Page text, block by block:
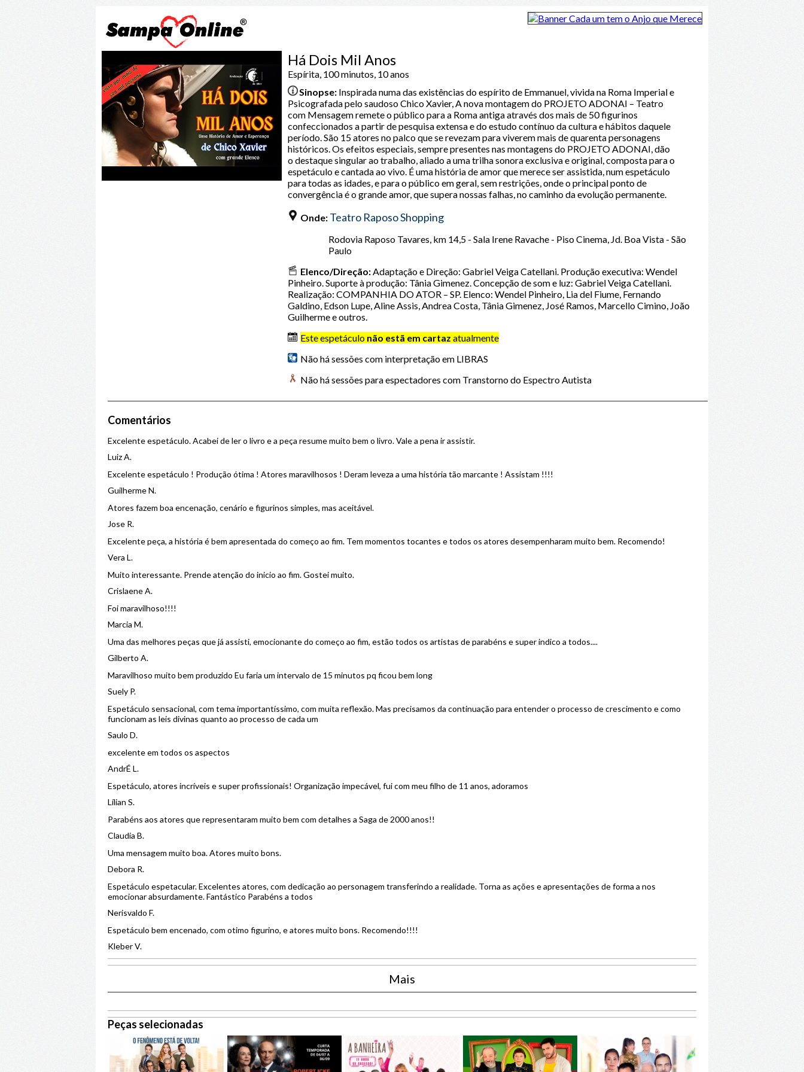
Há Dois Mil Anos
Espírita, 100 minutos, 10 anos
Sinopse: Inspirada numa das existências do espírito de Emmanuel, vivida na Roma Imperial e
Psicografada pelo saudoso Chico Xavier, A nova montagem do PROJETO ADONAI – Teatro
com Mensagem remete o público para a Roma antiga através dos mais de 50 figurinos
confeccionados a partir de pesquisa extensa e do estudo contínuo da cultura e hábitos daquele
período. São 15 atores no palco que se revezam para viverem mais de quarenta personagens
históricos. Os efeitos especiais, sempre presentes nas montagens do PROJETO ADONAI, dão
o destaque singular ao trabalho, aliado a uma trilha sonora exclusiva e original, composta para o
espetáculo e cantada ao vivo. É uma história de amor que merece ser assistida, num espetáculo
para todas as idades, e para o público em geral, sem restrições, onde o principal ponto de
convergência é o grande amor, que supera nossas falhas, no caminho da evolução permanente.
Onde: Teatro Raposo Shopping
Rodovia Raposo Tavares, km 14,5 - Sala Irene Ravache - Piso Cinema, Jd. Boa Vista - São
Paulo
Elenco/Direção:Adaptação e Direção: Gabriel Veiga Catellani. Produção executiva: Wendel
Pinheiro. Suporte à produção: Tânia Gimenez. Concepção de som e luz: Gabriel Veiga Catellani.
Realização: COMPANHIA DO ATOR – SP. Elenco: Wendel Pinheiro, Lia del Fiume, Fernando
Galdino, Edson Lupe, Aline Assis, Andrea Costa, Tânia Gimenez, José Ramos, Marcello Cimino, João
Guilherme e outros.
Este espetáculo não estã em cartaz atualmente
Não há sessões com interpretação em LIBRAS
Não há sessões para espectadores com Transtorno do Espectro Autista
Comentários
Excelente espetáculo. Acabei de ler o livro e a peça resume muito bem o livro. Vale a pena ir assistir.
Luiz A.
Excelente espetáculo ! Produção ótima ! Atores maravilhosos ! Deram leveza a uma história tão marcante ! Assistam !!!!
Guilherme N.
Atores fazem boa encenação, cenário e figurinos simples, mas aceitável.
Jose R.
Excelente peça, a história é bem apresentada do começo ao fim. Tem momentos tocantes e todos os atores desempenharam muito bem. Recomendo!
Vera L.
Muito interessante. Prende atenção do inicio ao fim. Gostei muito.
Crislaene A.
Foi maravilhoso!!!!
Marcia M.
Uma das melhores peças que já assisti, emocionante do começo ao fim, estão todos os artistas de parabéns e super indico a todos....
Gilberto A.
Maravilhoso muito bem produzido Eu faria um intervalo de 15 minutos pq ficou bem long
Suely P.
Espetáculo sensacional, com tema importantíssimo, com muita reflexão. Mas precisamos da continuação para entender o processo de crescimento e como
funcionam as leis divinas quanto ao processo de cada um
Saulo D.
excelente em todos os aspectos
AndrÉ L.
Espetáculo, atores incríveis e super profissionais! Organização impecável, fui com meu filho de 11 anos, adoramos
Lílian S.
Parabéns aos atores que representaram muito bem com detalhes a Saga de 2000 anos!!
Claudia B.
Uma mensagem muito boa. Atores muito bons.
Debora R.
Espetáculo espetacular. Excelentes atores, com dedicação ao personagem transferindo a realidade. Torna as ações e apresentações de forma a nos
emocionar absurdamente. Fantástico Parabéns a todos
Nerisvaldo F.
Espetáculo bem encenado, com otimo figurino, e atores muito bons. Recomendo!!!!
Kleber V.
Mais
Peças selecionadas